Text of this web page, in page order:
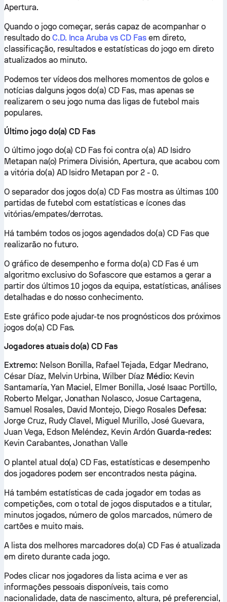
Apertura.
Quando o jogo começar, serás capaz de acompanhar o
resultado do C.D. Inca Aruba vs CD Fasem direto,
classificação, resultados e estatísticas do jogo em direto
atualizados ao minuto.
Podemos ter vídeos dos melhores momentos de golos e
notícias dalguns jogos do(a) CD Fas, mas apenas se
realizarem o seu jogo numa das ligas de futebol mais
populares.
Último jogo do(a) CD Fas
O último jogo do(a) CD Fas foi contra o(a) AD Isidro
Metapan na(o) Primera División, Apertura, que acabou com
a vitória do(a) AD Isidro Metapan por 2 - 0.
O separador dos jogos do(a) CD Fas mostra as últimas 100
partidas de futebol com estatísticas e ícones das
vitórias/empates/derrotas.
Há também todos os jogos agendados do(a) CD Fas que
realizarão no futuro.
O gráfico de desempenho e forma do(a) CD Fas é um
algoritmo exclusivo do Sofascore que estamos a gerar a
partir dos últimos 10 jogos da equipa, estatísticas, análises
detalhadas e do nosso conhecimento.
Este gráfico pode ajudar-te nos prognósticos dos próximos
jogos do(a) CD Fas.
Jogadores atuais do(a) CD Fas
Extremo:Nelson Bonilla, Rafael Tejada, Edgar Medrano,
César Díaz, Melvin Urbina, Wilber Díaz Médio:Kevin
Santamaría, Yan Maciel, Elmer Bonilla, José Isaac Portillo,
Roberto Melgar, Jonathan Nolasco, Josue Cartagena,
Samuel Rosales, David Montejo, Diego Rosales Defesa:
Jorge Cruz, Rudy Clavel, Miguel Murillo, José Guevara,
Juan Vega, Edson Meléndez, Kevin Ardón Guarda-redes:
Kevin Carabantes, Jonathan Valle
O plantel atual do(a) CD Fas, estatísticas e desempenho
dos jogadores podem ser encontrados nesta página.
Há também estatísticas de cada jogador em todas as
competições, com o total de jogos disputados e a titular,
minutos jogados, número de golos marcados, número de
cartões e muito mais.
A lista dos melhores marcadores do(a) CD Fas é atualizada
em direto durante cada jogo.
Podes clicar nos jogadores da lista acima e ver as
informações pessoais disponíveis, tais como
nacionalidade, data de nascimento, altura, pé preferencial,